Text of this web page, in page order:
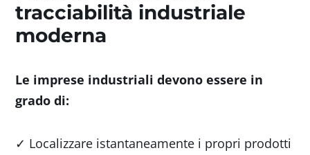
tracciabilità industriale
moderna
Le imprese industriali devono essere in
grado di:
✓ Localizzare istantaneamente i propri prodotti